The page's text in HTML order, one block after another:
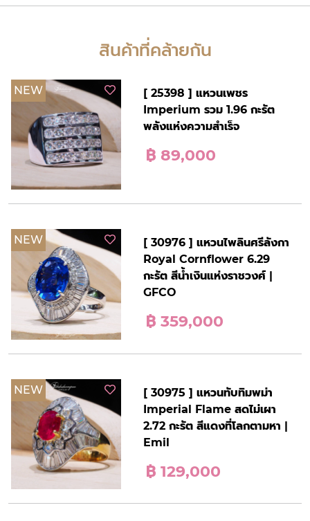
สินค้าที่คล้ายกัน
NEW
[ 25398 ] แหวนเพชร
Imperium รวม 1.96 กะรัต
พลังแห่งความสำเร็จ
฿ 89,000
NEW
[ 30976 ] แหวนไพลินศรีลังกา
Royal Cornflower 6.29
กะรัต สีน้ำเงินแห่งราชวงศ์ |
GFCO
฿ 359,000
NEW
[ 30975 ] แหวนทับทิมพม่า
Imperial Flame สดไม่เผา
2.72 กะรัต สีแดงที่โลกตามหา |
Emil
฿ 129,000